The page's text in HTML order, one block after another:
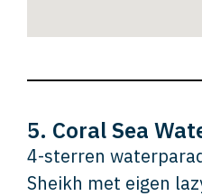
5. Coral Sea
4-sterren
Sheikh met eigen